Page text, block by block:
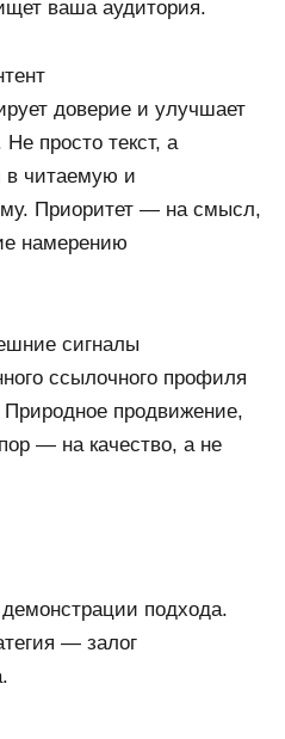
ваша аудитория.
доверие и улучшает
просто текст, а
в читаемую и
Приоритет — на смысл,
намерению
сигналы
ссылочного профиля
продвижение,
— на качество, а не
подхода.
— залог